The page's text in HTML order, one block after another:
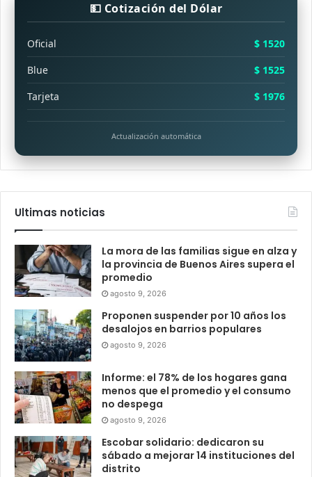
💵 Cotización del Dólar
Oficial
$ 1520
Blue
$ 1525
Tarjeta
$ 1976
Actualización automática
Ultimas noticias
La mora de las familias sigue en alza y
la provincia de Buenos Aires supera el
promedio
agosto 9, 2026
Proponen suspender por 10 años los
desalojos en barrios populares
agosto 9, 2026
Informe: el 78% de los hogares gana
menos que el promedio y el consumo
no despega
agosto 9, 2026
Escobar solidario: dedicaron su
sábado a mejorar 14 instituciones del
distrito